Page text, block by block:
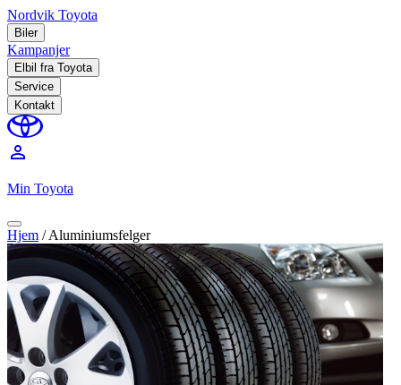
Nordvik Toyota
Biler
Kampanjer
Elbil fra Toyota
Service
Kontakt
perm_identity
Min Toyota
Hjem /Aluminiumsfelger